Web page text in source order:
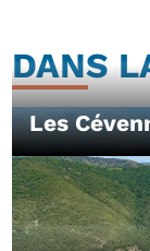
DANS
Les